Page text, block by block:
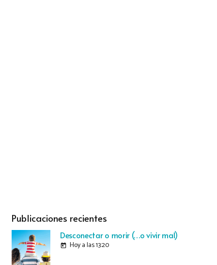
Publicaciones recientes
Desconectar o morir (…o vivir mal)
today Hoy a las 13:20